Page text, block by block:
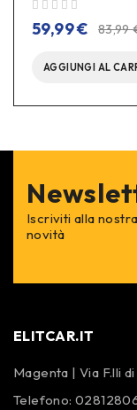
83,99
59,99€
AGGIUNGI AL
Iscriviti alla
novità
ELITCAR.IT
Magenta | Via F.lli di
Telefono: